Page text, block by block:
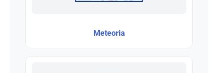
Meteoria